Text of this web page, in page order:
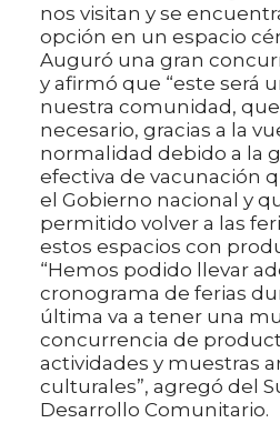
nos visitan y se
opción en un espacio
Auguró una gran
y afirmó que “este será
nuestra comunidad,
necesario, gracias a la
normalidad debido a la
efectiva de vacunación
el Gobierno nacional y
permitido volver a las
estos espacios con
“Hemos podido llevar
cronograma de ferias
última va a tener una
concurrencia de
actividades y muestras
culturales”, agregó del
Desarrollo Comunitario.